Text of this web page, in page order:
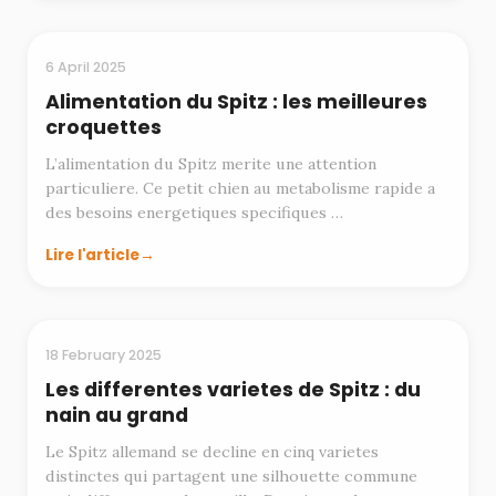
ALIMENTATION
6 April 2025
Alimentation du Spitz : les meilleures
croquettes
L’alimentation du Spitz merite une attention
particuliere. Ce petit chien au metabolisme rapide a
des besoins energetiques specifiques …
Lire l'article
RACES
18 February 2025
Les differentes varietes de Spitz : du
nain au grand
Le Spitz allemand se decline en cinq varietes
distinctes qui partagent une silhouette commune